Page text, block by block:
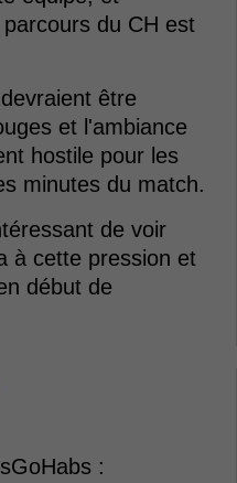
du CH est
être
et l'ambiance
hostile pour les
minutes du match.
de voir
à cette pression et
début de
: